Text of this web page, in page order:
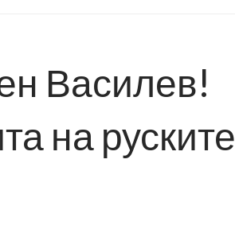
Василев!
на руските